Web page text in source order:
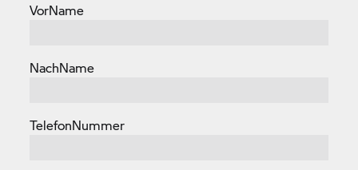
VorName
NachName
TelefonNummer